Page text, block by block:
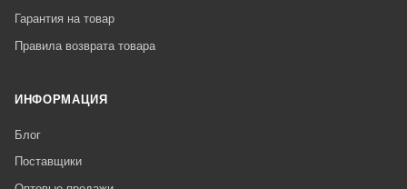
Гарантия на товар
Правила возврата товара
ИНФОРМАЦИЯ
Блог
Поставщики